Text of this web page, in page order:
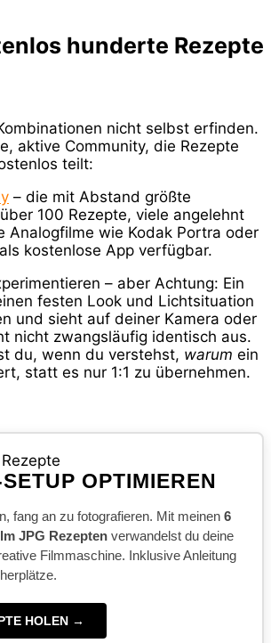
hunderte Rezepte
nicht selbst erfinden.
aktive Community, die Rezepte
teilt:
– die mit Abstand größte
100 Rezepte, viele angelehnt
Analogfilme wie Kodak Portra oder
kostenlose App verfügbar.
– aber Achtung: Ein
festen Look und Lichtsituation
und sieht auf deiner Kamera oder
nicht zwangsläufig identisch aus.
du, wenn du verstehst, warum ein
statt es nur 1:1 zu übernehmen.
OPTIMIEREN
fang an zu fotografieren. Mit meinen 6
JPG Rezepten verwandelst du deine
Filmmaschine. Inklusive Anleitung
HOLEN →